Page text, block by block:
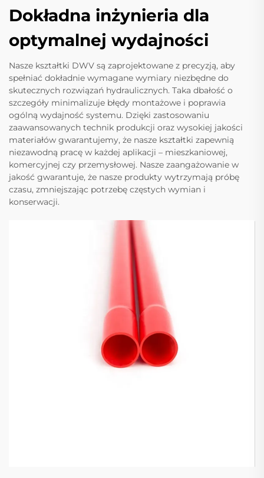
Dokładna inżynieria dla
optymalnej wydajności
Nasze kształtki DWV są zaprojektowane z precyzją, aby
spełniać dokładnie wymagane wymiary niezbędne do
skutecznych rozwiązań hydraulicznych. Taka dbałość o
szczegóły minimalizuje błędy montażowe i poprawia
ogólną wydajność systemu. Dzięki zastosowaniu
zaawansowanych technik produkcji oraz wysokiej jakości
materiałów gwarantujemy, że nasze kształtki zapewnią
niezawodną pracę w każdej aplikacji – mieszkaniowej,
komercyjnej czy przemysłowej. Nasze zaangażowanie w
jakość gwarantuje, że nasze produkty wytrzymają próbę
czasu, zmniejszając potrzebę częstych wymian i
konserwacji.